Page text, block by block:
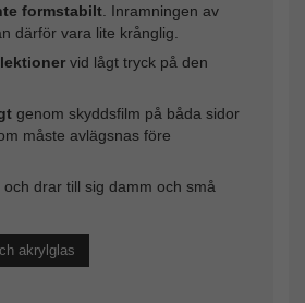
formstabilt . Inramningen av
därför vara lite krånglig.
vid lågt tryck på den
genom skyddsfilm på båda sidor
måste avlägsnas före
och drar till sig damm och små
akrylglas